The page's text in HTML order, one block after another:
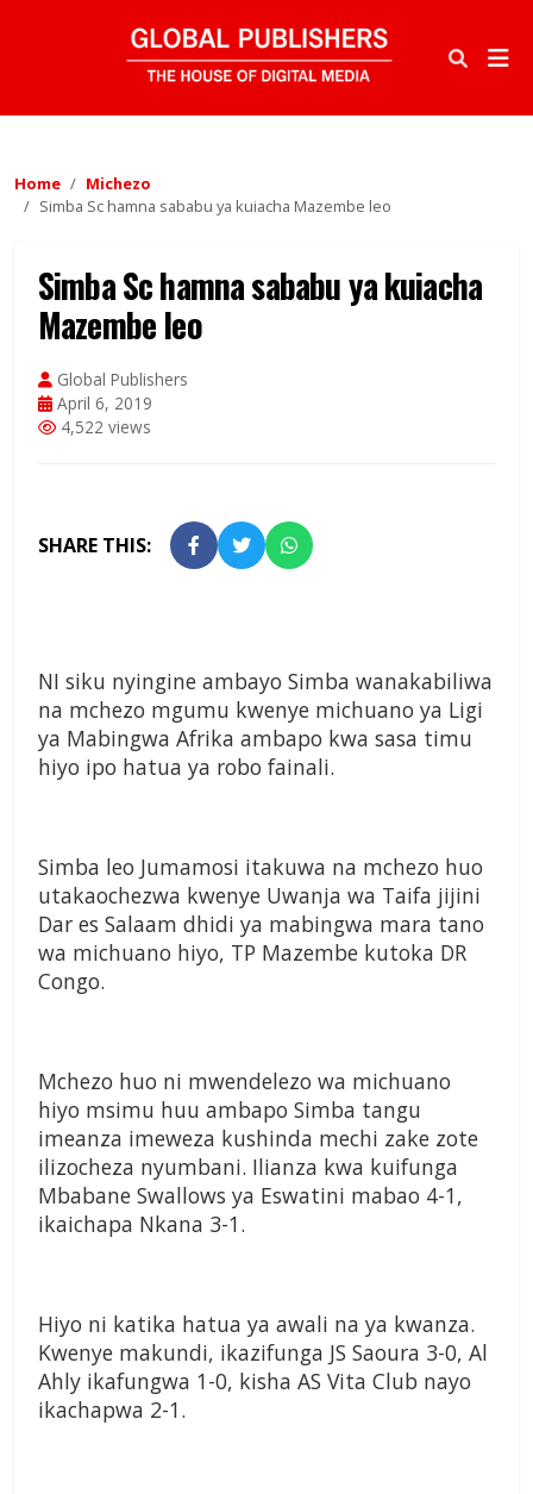
Home
Michezo
Simba Sc hamna sababu ya kuiacha Mazembe leo
Simba Sc hamna sababu ya kuiacha
Mazembe leo
Global Publishers
April 6, 2019
4,522 views
SHARE THIS:
NI siku nyingine ambayo Simba wanakabiliwa
na mchezo mgumu kwenye michuano ya Ligi
ya Mabingwa Afrika ambapo kwa sasa timu
hiyo ipo hatua ya robo fainali.
Simba leo Jumamosi itakuwa na mchezo huo
utakaochezwa kwenye Uwanja wa Taifa jijini
Dar es Salaam dhidi ya mabingwa mara tano
wa michuano hiyo, TP Mazembe kutoka DR
Congo.
Mchezo huo ni mwendelezo wa michuano
hiyo msimu huu ambapo Simba tangu
imeanza imeweza kushinda mechi zake zote
ilizocheza nyumbani. Ilianza kwa kuifunga
Mbabane Swallows ya Eswatini mabao 4-1,
ikaichapa Nkana 3-1.
Hiyo ni katika hatua ya awali na ya kwanza.
Kwenye makundi, ikazifunga JS Saoura 3-0, Al
Ahly ikafungwa 1-0, kisha AS Vita Club nayo
ikachapwa 2-1.